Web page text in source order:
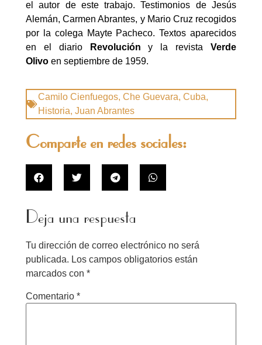
el autor de este trabajo. Testimonios de Jesús
Alemán, Carmen Abrantes, y Mario Cruz recogidos
por la colega Mayte Pacheco. Textos aparecidos
en el diario
Revolución y la revistaVerde
Olivo en septiembre de 1959.
Camilo Cienfuegos, Che Guevara, Cuba,
Historia, Juan Abrantes
Comparte en redes sociales:
Deja una respuesta
Tu dirección de correo electrónico no será
publicada. Los campos obligatorios están
marcados con *
Comentario *